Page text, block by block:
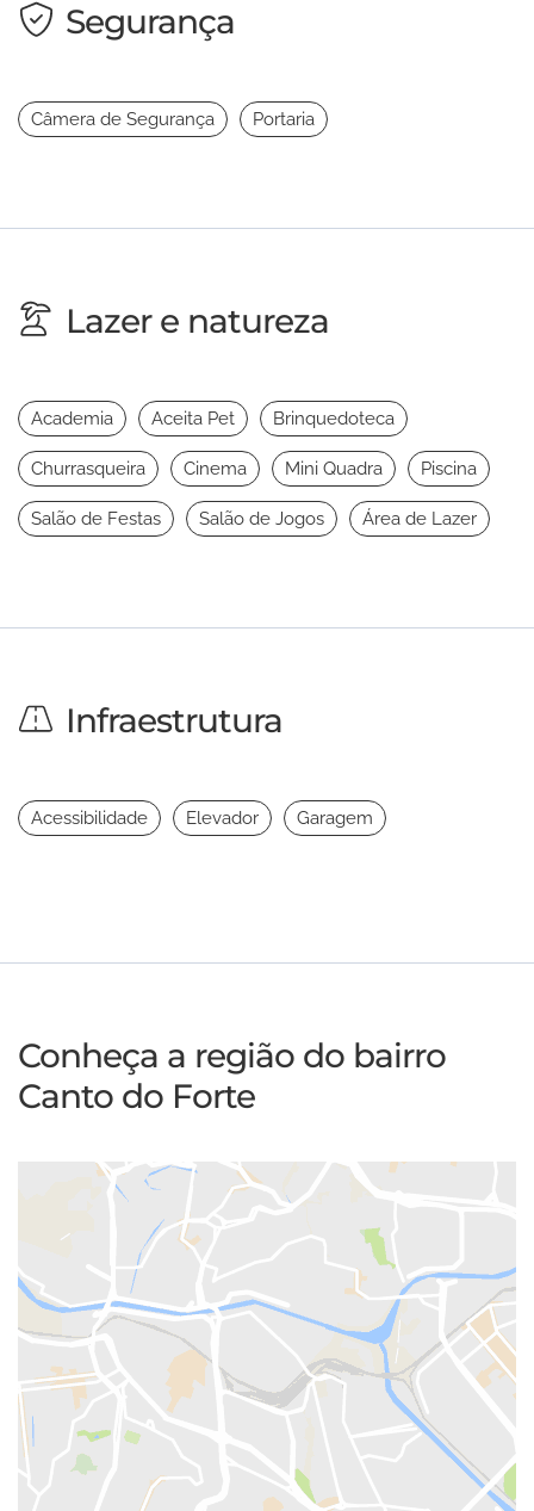
Segurança
Câmera de Segurança Portaria
Lazer e natureza
Academia Aceita Pet Brinquedoteca
Churrasqueira Cinema Mini Quadra Piscina
Salão de Festas Salão de Jogos Área de Lazer
Infraestrutura
Acessibilidade Elevador Garagem
Conheça a região do bairro
Canto do Forte